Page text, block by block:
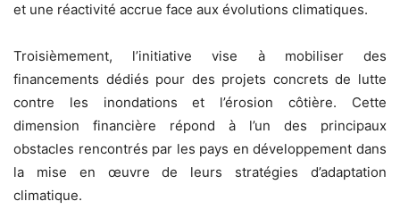
et une réactivité accrue face aux évolutions climatiques.
Troisièmement, l’initiative vise à mobiliser des
financements dédiés pour des projets concrets de lutte
contre les inondations et l’érosion côtière. Cette
dimension financière répond à l’un des principaux
obstacles rencontrés par les pays en développement dans
la mise en œuvre de leurs stratégies d’adaptation
climatique.